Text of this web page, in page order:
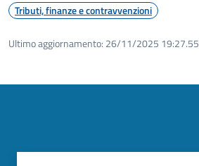
Tributi, finanze e contravvenzioni
Ultimo aggiornamento: 26/11/2025 19:27.55